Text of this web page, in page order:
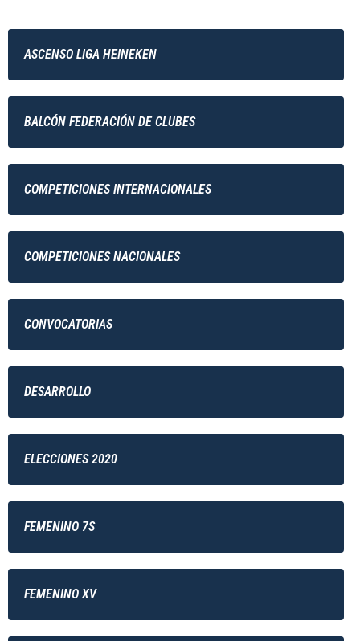
ASCENSO LIGA HEINEKEN
BALCÓN FEDERACIÓN DE CLUBES
COMPETICIONES INTERNACIONALES
COMPETICIONES NACIONALES
CONVOCATORIAS
DESARROLLO
ELECCIONES 2020
FEMENINO 7S
FEMENINO XV